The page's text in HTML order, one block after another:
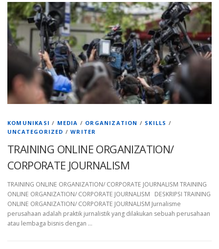
KOMUNIKASI / MEDIA / ORGANIZATION / SKILLS /
UNCATEGORIZED /WRITER
TRAINING ONLINE ORGANIZATION/
CORPORATE JOURNALISM
TRAINING ONLINE ORGANIZATION/ CORPORATE JOURNALISM TRAINING
ONLINE ORGANIZATION/ CORPORATE JOURNALISM DESKRIPSI TRAINING
ONLINE ORGANIZATION/ CORPORATE JOURNALISM Jurnalisme
perusahaan adalah praktik jurnalistik yang dilakukan sebuah perusahaan
atau lembaga bisnis dengan …